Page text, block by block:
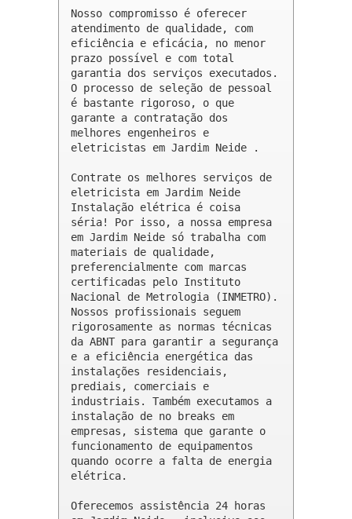
Nosso compromisso é oferecer
atendimento de qualidade, com
eficiência e eficácia, no menor
prazo possível e com total
garantia dos serviços executados.
O processo de seleção de pessoal
é bastante rigoroso, o que
garante a contratação dos
melhores engenheiros e
eletricistas em Jardim Neide .
Contrate os melhores serviços de
eletricista em Jardim Neide
Instalação elétrica é coisa
séria! Por isso, a nossa empresa
em Jardim Neide só trabalha com
materiais de qualidade,
preferencialmente com marcas
certificadas pelo Instituto
Nacional de Metrologia (INMETRO).
Nossos profissionais seguem
rigorosamente as normas técnicas
da ABNT para garantir a segurança
e a eficiência energética das
instalações residenciais,
prediais, comerciais e
industriais. Também executamos a
instalação de no breaks em
empresas, sistema que garante o
funcionamento de equipamentos
quando ocorre a falta de energia
elétrica.
Oferecemos assistência 24 horas